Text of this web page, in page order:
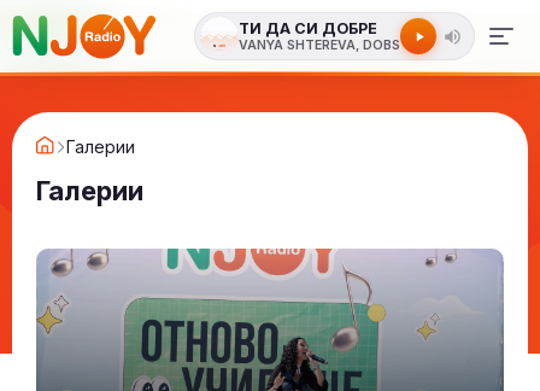
ТИ ДА СИ ДОБРЕ
VANYA SHTEREVA, DOBS
Галерии
Галерии